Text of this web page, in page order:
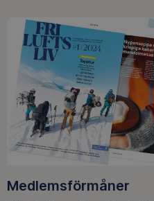
Medlemsförmåner